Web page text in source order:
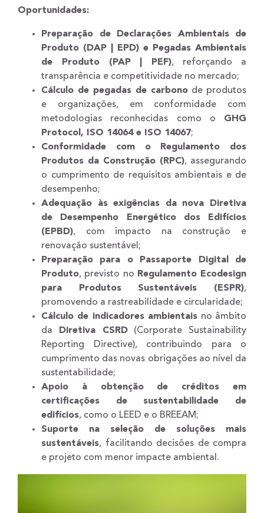
Oportunidades:
Preparação de Declarações Ambientais de
Produto (DAP | EPD) e Pegadas Ambientais
de Produto (PAP | PEF), reforçando a
transparência e competitividade no mercado;
Cálculo de pegadas de carbono de produtos
e organizações, em conformidade com
metodologias reconhecidas como o GHG
Protocol, ISO 14064 e ISO 14067;
Conformidade com o Regulamento dos
Produtos da Construção (RPC), assegurando
o cumprimento de requisitos ambientais e de
desempenho;
Adequação às exigências da nova Diretiva
de Desempenho Energético dos Edifícios
(EPBD), com impacto na construção e
renovação sustentável;
Preparação para o Passaporte Digital de
Produto, previsto no Regulamento Ecodesign
para Produtos Sustentáveis (ESPR),
promovendo a rastreabilidade e circularidade;
Cálculo de indicadores ambientais no âmbito
da
Diretiva CSRD(Corporate Sustainability
Reporting Directive), contribuindo para o
cumprimento das novas obrigações ao nível da
sustentabilidade;
Apoio à obtenção de créditos em
certificações de sustentabilidade de
edifícios, como o LEED e o BREEAM;
Suporte na seleção de soluções mais
sustentáveis, facilitando decisões de compra
e projeto com menor impacte ambiental.